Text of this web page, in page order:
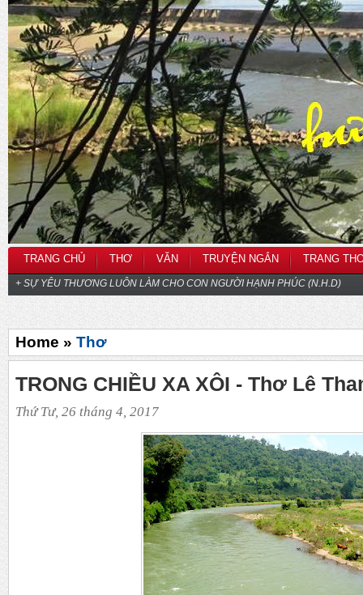
TRANG CHỦ THƠ VĂN TRUYỆN NGẮN TRANG
+ SỰ YÊU THƯƠNG LUÔN LÀM CHO CON NGƯỜI HẠNH PHÚC (N.H.D)
Home » Thơ
TRONG CHIỀU XA XÔI - Thơ Lê
Thứ Tư, 26 tháng 4, 2017